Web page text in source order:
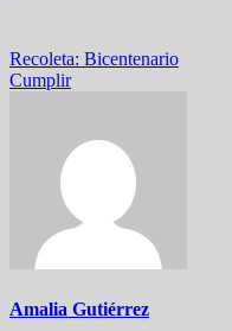
Navegación
de
Recoleta: Bicentenario
Cumplir
Amalia Gutiérrez